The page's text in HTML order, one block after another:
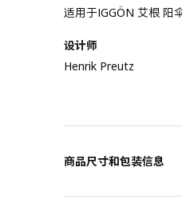
适用于IGGÖN 艾根 阳
设计师
Henrik Preutz
商品尺寸和包装信息